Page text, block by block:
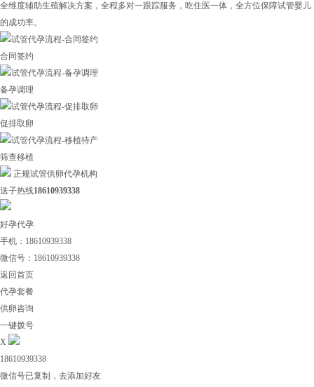
全维度辅助生殖解决方案，全程多对一跟踪服务，吃住医一体，全方位保障试管婴儿
的成功率。
合同签约
备孕调理
促排取卵
筛查移植
正规试管供卵代孕机构
送子热线18610939338
好孕代孕
手机：18610939338
微信号：18610939338
返回首页
代孕套餐
供卵咨询
一键拨号
X
18610939338
微信号已复制，去添加好友